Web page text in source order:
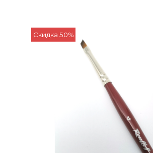
Скидка 50%